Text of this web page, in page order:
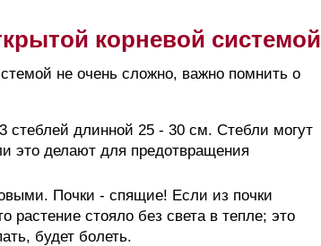
корневой системой
не очень сложно, важно помнить о
длинной 25 - 30 см. Стебли могут
это делают для предотвращения
Почки - спящие! Если из почки
растение стояло без света в тепле; это
будет болеть.